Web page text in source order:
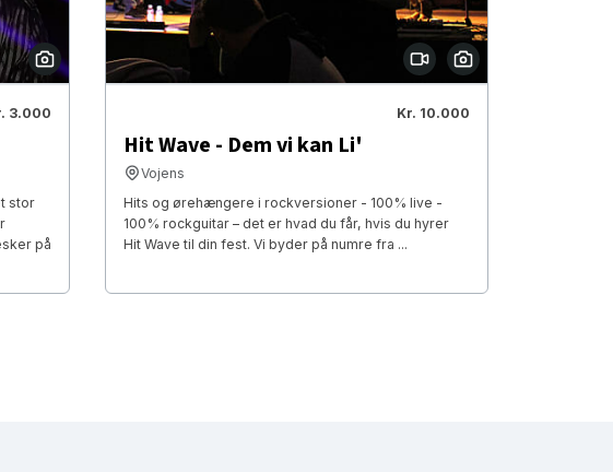
3.000
stor
på
Kr. 10.000
Hit Wave - Dem vi kan Li'
Vojens
Hits og ørehængere i rockversioner - 100% live -
100% rockguitar – det er hvad du får, hvis du hyrer
Hit Wave til din fest. Vi byder på numre fra ...